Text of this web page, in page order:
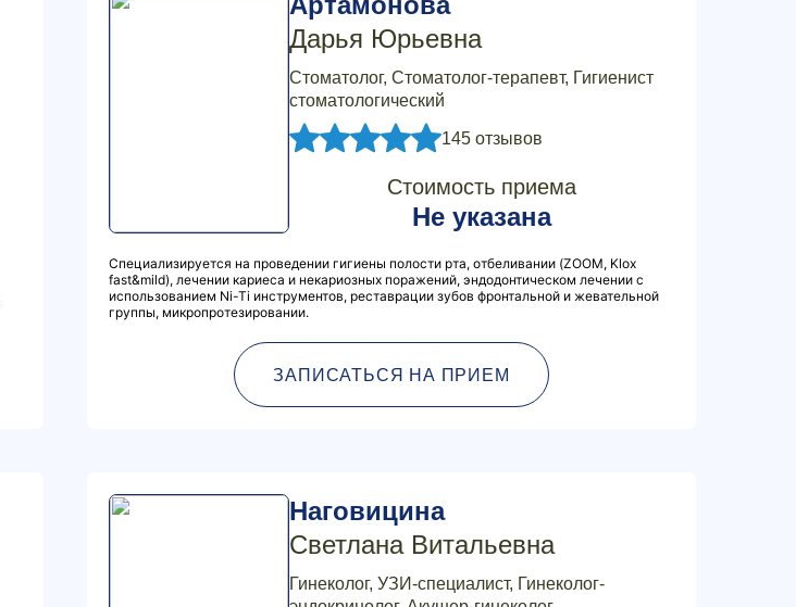
Дарья Юрьевна
Стоматолог, Стоматолог-терапевт, Гигиенист
стоматологический
145 отзывов
Стоимость приема
Не указана
Специализируется на проведении гигиены полости рта, отбеливании (ZOOM, Klox
fast&mild), лечении кариеса и некариозных поражений, эндодонтическом лечении с
использованием Ni-Ti инструментов, реставрации зубов фронтальной и жевательной
группы, микропротезировании.
ЗАПИСАТЬСЯ НА ПРИЕМ
Наговицина
Светлана Витальевна
Гинеколог, УЗИ-специалист, Гинеколог-